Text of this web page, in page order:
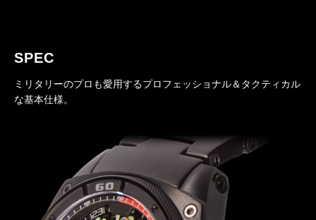
SPEC
ミリタリーのプロも愛用するプロフェッショナル＆タクティカル
な基本仕様。